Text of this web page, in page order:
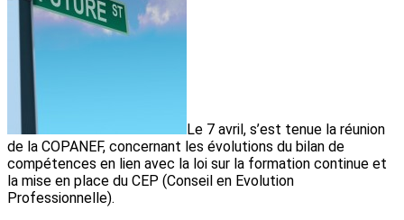
Le 7 avril, s’est tenue la réunion
de la COPANEF, concernant les évolutions du bilan de
compétences en lien avec la loi sur la formation continue et
la mise en place du CEP (Conseil en Evolution
Professionnelle).